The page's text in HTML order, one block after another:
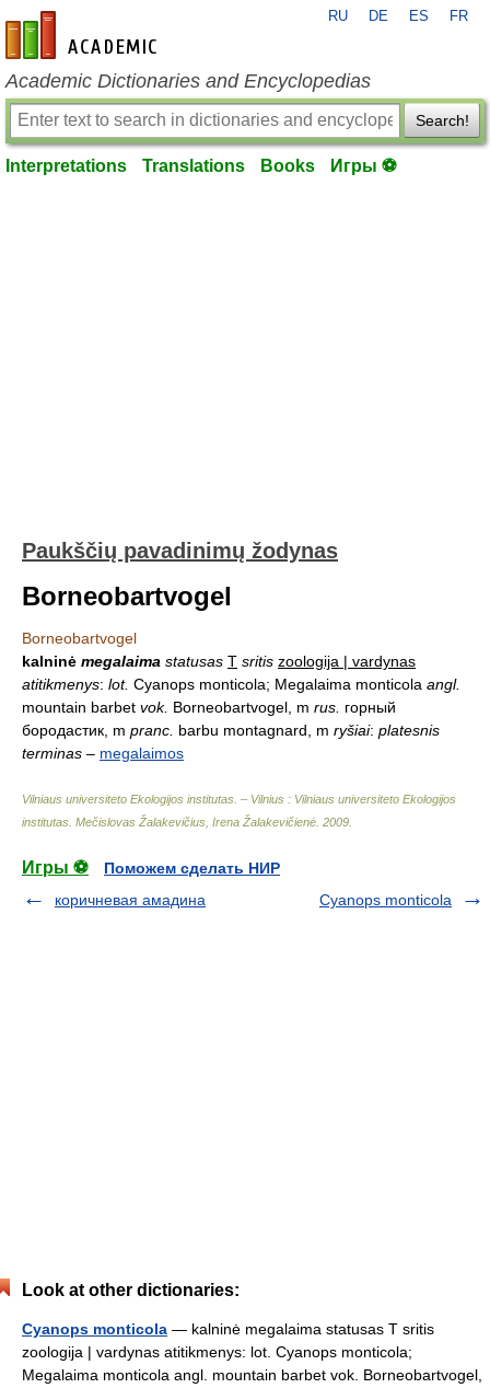
en-academic.com
RU DE ES FR
Academic Dictionaries and Encyclopedias
Search!
Interpretations Translations Books Игры ⚽
Paukščių pavadinimų žodynas
Borneobartvogel
Borneobartvogel
kalninė megalaima statusas T sritis zoologija | vardynas
atitikmenys: lot. Cyanops monticola; Megalaima monticola angl.
mountain barbet vok. Borneobartvogel, m rus. горный
бородастик, m pranc. barbu montagnard, m ryšiai: platesnis
terminas – megalaimos
Vilniaus universiteto Ekologijos institutas. – Vilnius : Vilniaus universiteto Ekologijos
institutas Mečislovas Žalakevičius, Irena Žalakevičienė 2009
Игры ⚽
Поможем сделать НИР
коричневая амадина
Cyanops monticola
Look at other dictionaries:
Cyanops monticola — kalninė megalaima statusas T sritis
zoologija | vardynas atitikmenys: lot. Cyanops monticola;
Megalaima monticola angl. mountain barbet vok. Borneobartvogel,